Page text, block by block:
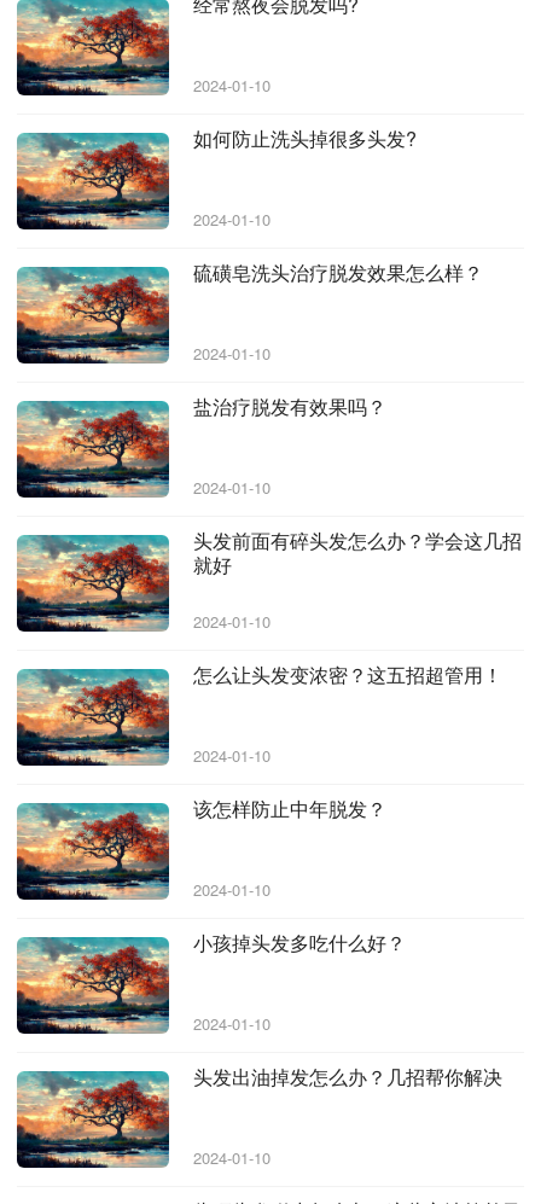
2024-01-10
如何防止洗头掉很多头发?
2024-01-10
硫磺皂洗头治疗脱发效果怎么样？
2024-01-10
盐治疗脱发有效果吗？
2024-01-10
头发前面有碎头发怎么办？学会这几招
就好
2024-01-10
怎么让头发变浓密？这五招超管用！
2024-01-10
该怎样防止中年脱发？
2024-01-10
小孩掉头发多吃什么好？
2024-01-10
头发出油掉发怎么办？几招帮你解决
2024-01-10